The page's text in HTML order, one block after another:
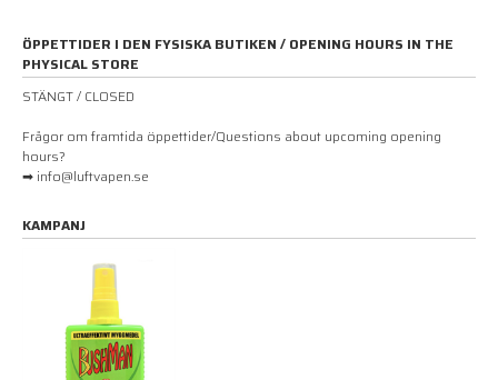
ÖPPETTIDER I DEN FYSISKA BUTIKEN / OPENING HOURS IN THE
PHYSICAL STORE
STÄNGT / CLOSED
Frågor om framtida öppettider/Questions about upcoming opening
hours?
➡ info@luftvapen.se
KAMPANJ